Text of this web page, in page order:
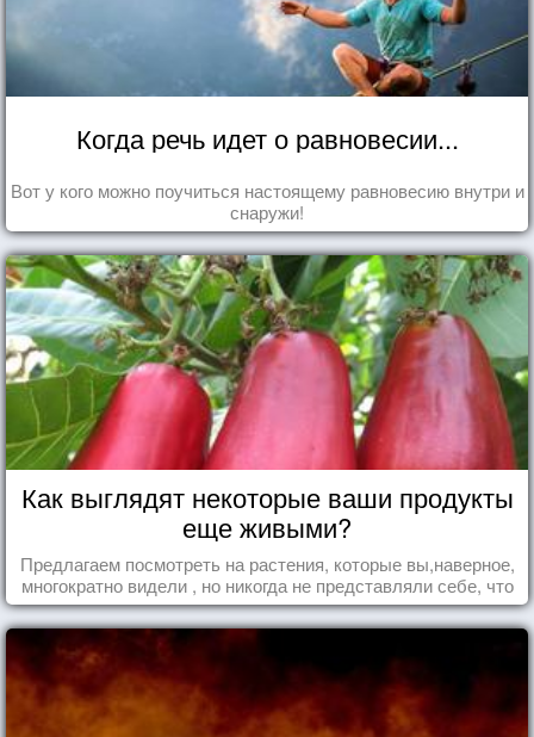
Когда речь идет о равновесии...
Вот у кого можно поучиться настоящему равновесию внутри и
снаружи!
Как выглядят некоторые ваши продукты
еще живыми?
Предлагаем посмотреть на растения, которые вы,наверное,
многократно видели , но никогда не представляли себе, что
употребляете их в пищу.